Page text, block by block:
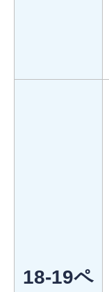
18-19ペ